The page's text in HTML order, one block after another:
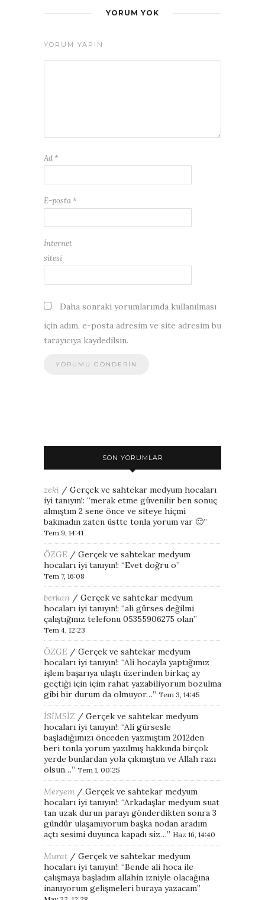
YORUM YOK
YORUM YAPIN
Ad *
E-posta *
İnternet
sitesi
Daha sonraki yorumlarımda kullanılması
için adım, e-posta adresim ve site adresim bu
tarayıcıya kaydedilsin.
SON YORUMLAR
zeki / Gerçek ve sahtekar medyum hocaları
iyi tanıyın!: “merak etme güvenilir ben sonuç
almıştım 2 sene önce ve siteye hiçmi
bakmadın zaten üstte tonla yorum var 🙂”
Tem 9, 14:41
ÖZGE / Gerçek ve sahtekar medyum
hocaları iyi tanıyın!: “Evet doğru o”
Tem 7, 16:08
berkan / Gerçek ve sahtekar medyum
hocaları iyi tanıyın!: “ali gürses değilmi
çalıştığınız telefonu 05355906275 olan”
Tem 4, 12:23
ÖZGE / Gerçek ve sahtekar medyum
hocaları iyi tanıyın!: “Ali hocayla yaptığımız
işlem başarıya ulaştı üzerinden birkaç ay
geçtiği için içim rahat yazabiliyorum bozulma
gibi bir durum da olmuyor…” Tem 3, 14:45
İSİMSİZ / Gerçek ve sahtekar medyum
hocaları iyi tanıyın!: “Ali gürsesle
başladığımızı önceden yazmıştım 2012den
beri tonla yorum yazılmış hakkında birçok
yerde bunlardan yola çıkmıştım ve Allah razı
olsun…” Tem 1, 00:25
Meryem / Gerçek ve sahtekar medyum
hocaları iyi tanıyın!: “Arkadaşlar medyum suat
tan uzak durun parayı gönderdikten sonra 3
gündür ulaşamıyorum başka nodan aradım
açtı sesimi duyunca kapadı siz…” Haz 16, 14:40
Murat / Gerçek ve sahtekar medyum
hocaları iyi tanıyın!: “Bende ali hoca ile
çalışmaya başladım allahin izniyle olacağına
inanıyorum gelişmeleri buraya yazacam”